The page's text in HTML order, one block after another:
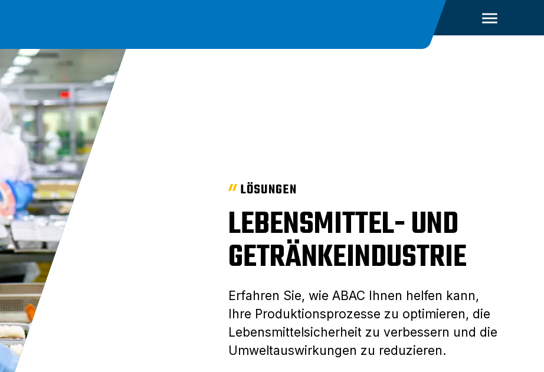
LÖSUNGEN
LEBENSMITTEL- UND
GETRÄNKEINDUSTRIE
Erfahren Sie, wie ABAC Ihnen helfen kann,
Ihre Produktionsprozesse zu optimieren, die
Lebensmittelsicherheit zu verbessern und die
Umweltauswirkungen zu reduzieren.